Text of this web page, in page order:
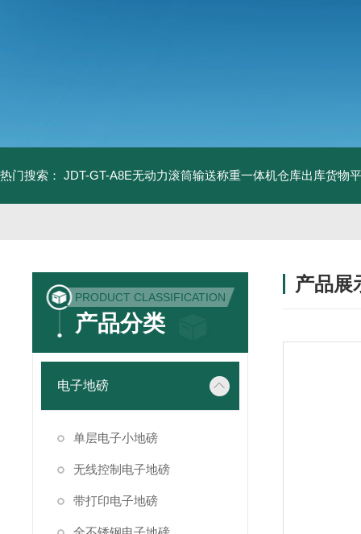
热门搜索： JDT-GT-A8E无动力滚筒输送称重一体机仓库出库货物
PRODUCT CLASSIFICATION
产品分类
电子地磅
单层电子小地磅
无线控制电子地磅
带打印电子地磅
产品展